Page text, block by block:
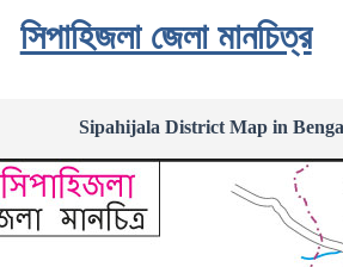
সিপাহিজলা জেলা মানচিত্র
Sipahijala District Map in